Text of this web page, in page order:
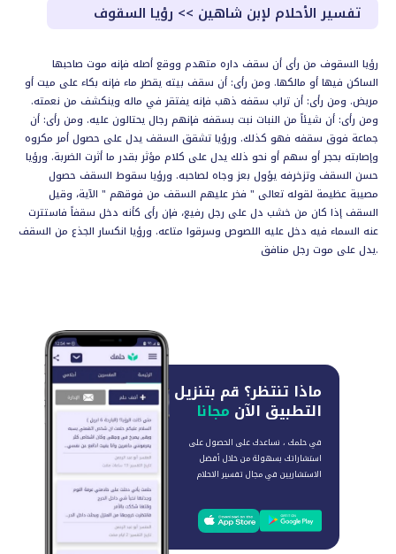
تفسير الأحلام لإبن شاهين >> رؤيا السقوف
رؤيا السقوف من رأى أن سقف داره متهدم ووقع أصله فإنه موت صاحبها
الساكن فيها أو مالكها. ومن رأى: أن سقف بيته يقطر ماء فإنه بكاء على ميت أو
مريض. ومن رأى: أن تراب سقفه ذهب فإنه يفتقر في ماله وينكشف من نعمته.
ومن رأى: أن شيئاً من النبات نبت بسقفه فإنهم رجال يحتالون عليه. ومن رأى: أن
جماعة فوق سقفه فهو كذلك. ورؤيا تشقق السقف يدل على حصول أمر مكروه
وإصابته بحجر أو سهم أو نحو ذلك يدل على كلام مؤثر بقدر ما أثرت الضربة. ورؤيا
حسن السقف وتزخرفه يؤول بعز وجاه لصاحبه. ورؤيا سقوط السقف حصول
مصيبة عظيمة لقوله تعالى " فخر عليهم السقف من فوقهم " الآية، وقيل
السقف إذا كان من خشب دل على رجل رفيع، فإن رأى كأنه دخل سقفاً فاستترت
عنه السماء فيه دخل عليه اللصوص وسرقوا متاعه. ورؤيا انكسار الجذع من السقف
يدل على موت رجل منافق.
ماذا تنتظر؟ قم بتنزيل
التطبيق الآن مجانا
في حلمك ، نساعدك على الحصول على
استشاراتك بسهولة من خلال أفضل
الاستشاريين في مجال تفسير الاحلام